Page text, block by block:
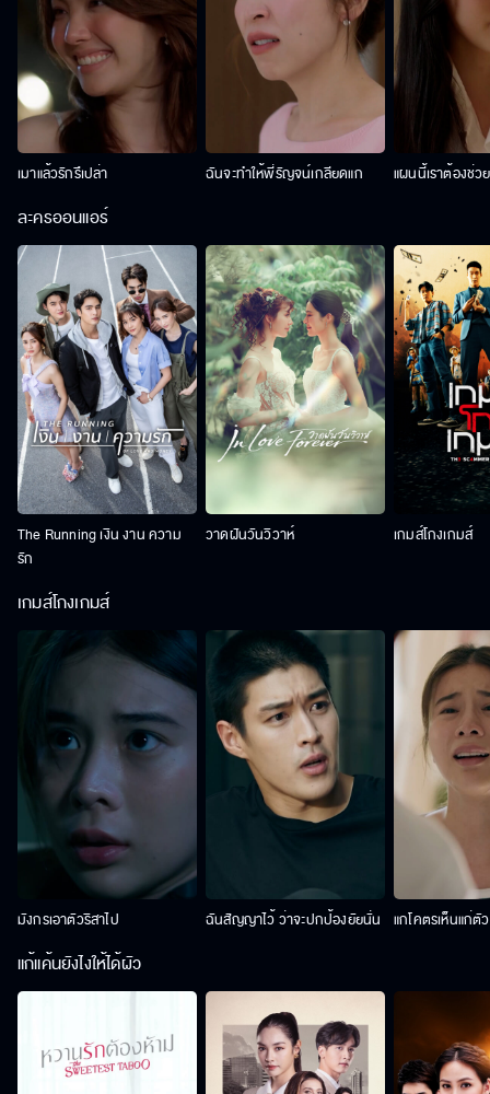
เมาแล้วรักรึเปล่า ฉันจะทำให้พี่รัญจน์เกลียดแก แผนนี้เราต้องช่ว
ละครออนแอร์
The Running เงิน งาน ความ
รัก
วาดฝันวันวิวาห์ เกมส์โกงเกมส์
เกมส์โกงเกมส์
มังกรเอาตัวริสาไป ฉันสัญญาไว้ ว่าจะปกป้องยัยนั่น แกโคตรเห็นแก่ตั
แก้แค้นยังไงให้ได้ผัว